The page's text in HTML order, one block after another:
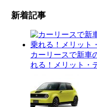
新着記事
カーリースで新車
れる！メリット・